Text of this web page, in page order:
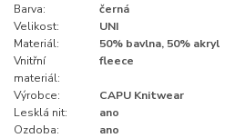
Barva:
černá
Velikost:
UNI
Materiál:
50% bavlna, 50% akryl
Vnitřní
materiál:
fleece
Výrobce:
CAPU Knitwear
Lesklá nit:
ano
Ozdoba:
ano